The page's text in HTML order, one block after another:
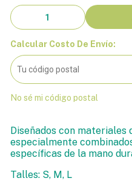
Calcular Costo De Envío:
No sé mi código postal
Diseñados con materiales
especialmente
específicas de la mano
Talles: S, M, L